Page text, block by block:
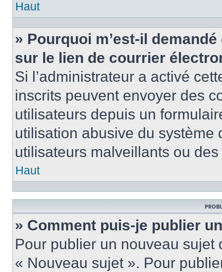
Haut
» Pourquoi m’est-il
sur le lien de courrier
Si l’administrateur a activé
inscrits peuvent envoyer des
utilisateurs depuis un
utilisation abusive du
utilisateurs malveillants ou
Haut
» Comment puis-je publier
Pour publier un nouveau
« Nouveau sujet ». Pour